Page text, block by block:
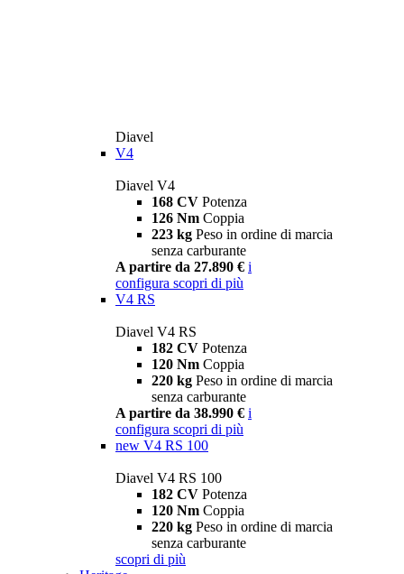
Diavel
V4
Diavel V4
168 CV Potenza
126 Nm Coppia
223 kg Peso in ordine di marcia
senza carburante
A partire da 27.890 € i
configura scopri di più
V4 RS
Diavel V4 RS
182 CV Potenza
120 Nm Coppia
220 kg Peso in ordine di marcia
senza carburante
A partire da 38.990 € i
configura scopri di più
new V4 RS 100
Diavel V4 RS 100
182 CV Potenza
120 Nm Coppia
220 kg Peso in ordine di marcia
senza carburante
scopri di più